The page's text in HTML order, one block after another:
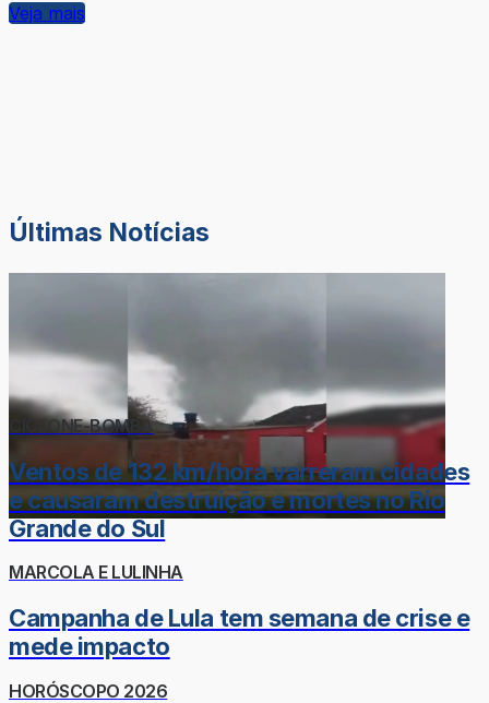
Veja mais
Últimas Notícias
CICLONE-BOMBA
Ventos de 132 km/hora varreram cidades
e causaram destruição e mortes no Rio
Grande do Sul
MARCOLA E LULINHA
Campanha de Lula tem semana de crise e
mede impacto
HORÓSCOPO 2026